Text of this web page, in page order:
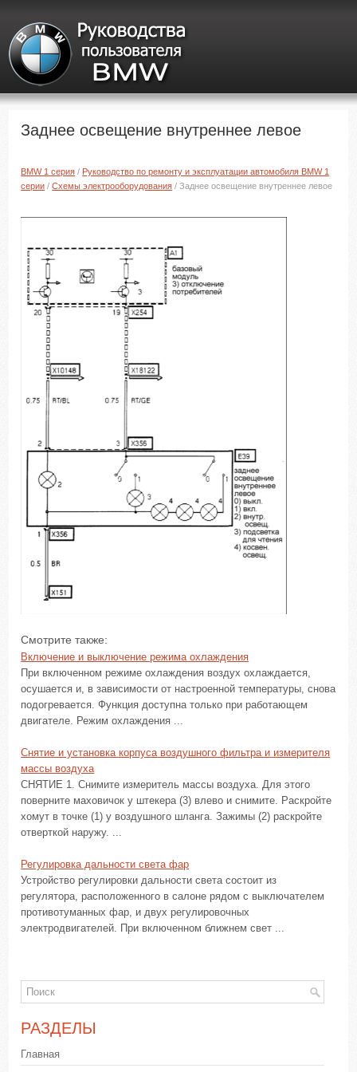
Заднее освещение внутреннее левое
BMW 1 серия / Руководство по ремонту и эксплуатации автомобиля BMW 1
серии /Схемы электрооборудования / Заднее освещение внутреннее левое
Смотрите также:
Включение и выключение режима охлаждения
При включенном режиме охлаждения воздух охлаждается,
осушается и, в зависимости от настроенной температуры, снова
подогревается. Функция доступна только при работающем
двигателе. Режим охлаждения ...
Снятие и установка корпуса воздушного фильтра и измерителя
массы воздуха
СНЯТИЕ 1. Снимите измеритель массы воздуха. Для этого
поверните маховичок у штекера (3) влево и снимите. Раскройте
хомут в точке (1) у воздушного шланга. Зажимы (2) раскройте
отверткой наружу. ...
Регулировка дальности света фар
Устройство регулировки дальности света состоит из
регулятора, расположенного в салоне рядом с выключателем
противотуманных фар, и двух регулировочных
электродвигателей. При включенном ближнем свет ...
РАЗДЕЛЫ
Главная